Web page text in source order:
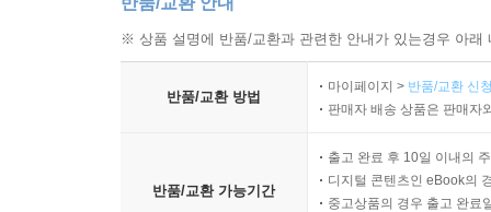
※ 상품 설명에 반품/교환과 관련한 안내가 있는경우 아
반품/교환 방법
마이페이지 > 반품/교환 신
판매자 배송 상품은 판매자
반품/교환 가능기간
출고 완료 후 10일 이내의
디지털 콘텐츠인 eBook의
중고상품의 경우 출고 완료